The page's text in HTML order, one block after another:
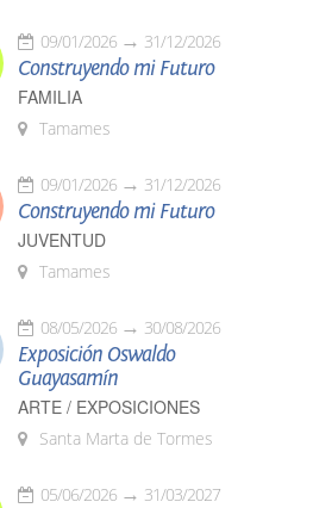
09/01/2026 31/12/2026
Construyendo mi Futuro
FAMILIA
Tamames
09/01/2026 31/12/2026
Construyendo mi Futuro
JUVENTUD
Tamames
08/05/2026 30/08/2026
Exposición Oswaldo
Guayasamín
ARTE / EXPOSICIONES
Santa Marta de Tormes
05/06/2026 31/03/2027